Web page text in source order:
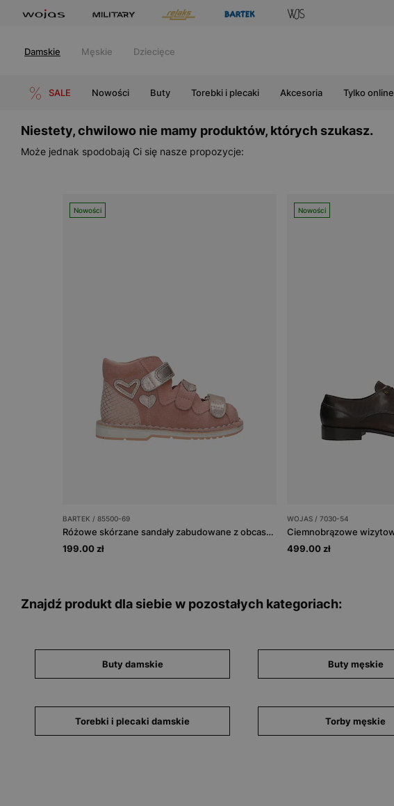
Damskie Męskie Dziecięce
SALE Nowości Buty Torebki i plecaki Akcesoria Tylko online
Niestety, chwilowo nie mamy produktów, których szukasz.
Może jednak spodobają Ci się nasze propozycje:
Nowości
BARTEK / 85500-69
Różowe skórzane sandały zabudowane z obcasem Thomasa BARTEK 85500-69
199.00 zł
Nowości
WOJAS / 7030-54
499.00 zł
Znajdź produkt dla siebie w pozostałych kategoriach:
Buty damskie Buty męskie
Torebki i plecaki damskie Torby męskie